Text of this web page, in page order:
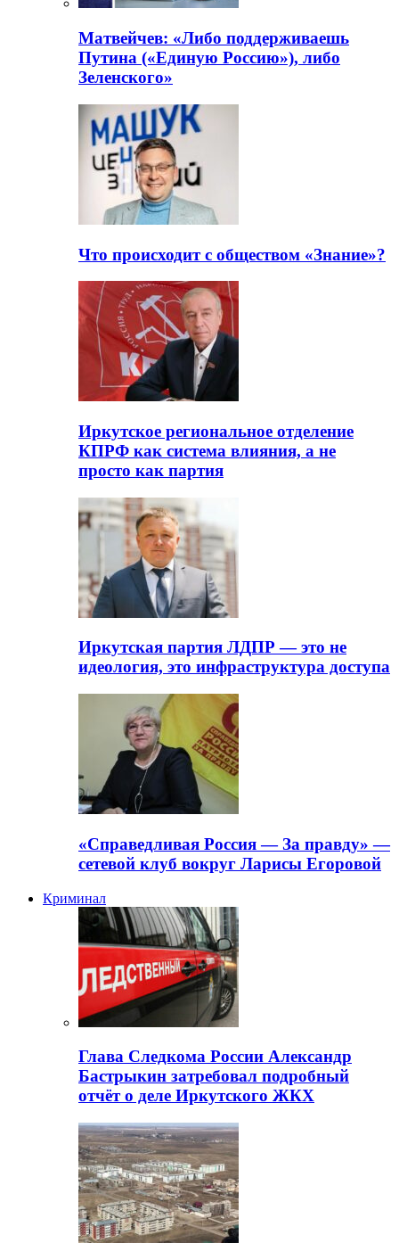
Матвейчев: «Либо поддерживаешь
Путина («Единую Россию»), либо
Зеленского»
Что происходит с обществом «Знание»?
Иркутское региональное отделение
КПРФ как система влияния, а не
просто как партия
Иркутская партия ЛДПР — это не
идеология, это инфраструктура доступа
«Справедливая Россия — За правду» —
сетевой клуб вокруг Ларисы Егоровой
Криминал
Глава Следкома России Александр
Бастрыкин затребовал подробный
отчёт о деле Иркутского ЖКХ